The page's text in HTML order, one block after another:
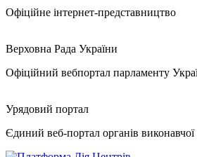
Офіційне інтернет-представництво
Верховна Рада України
Офіційний вебпортал парламенту
Урядовий портал
Єдиний веб-портал органів